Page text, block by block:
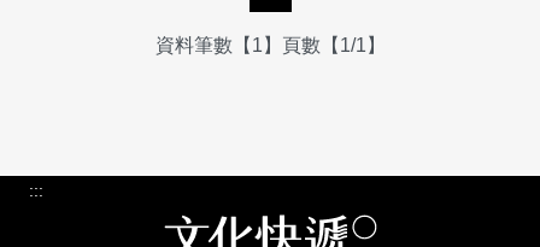
資料筆數【1】頁數【1/1】
:::